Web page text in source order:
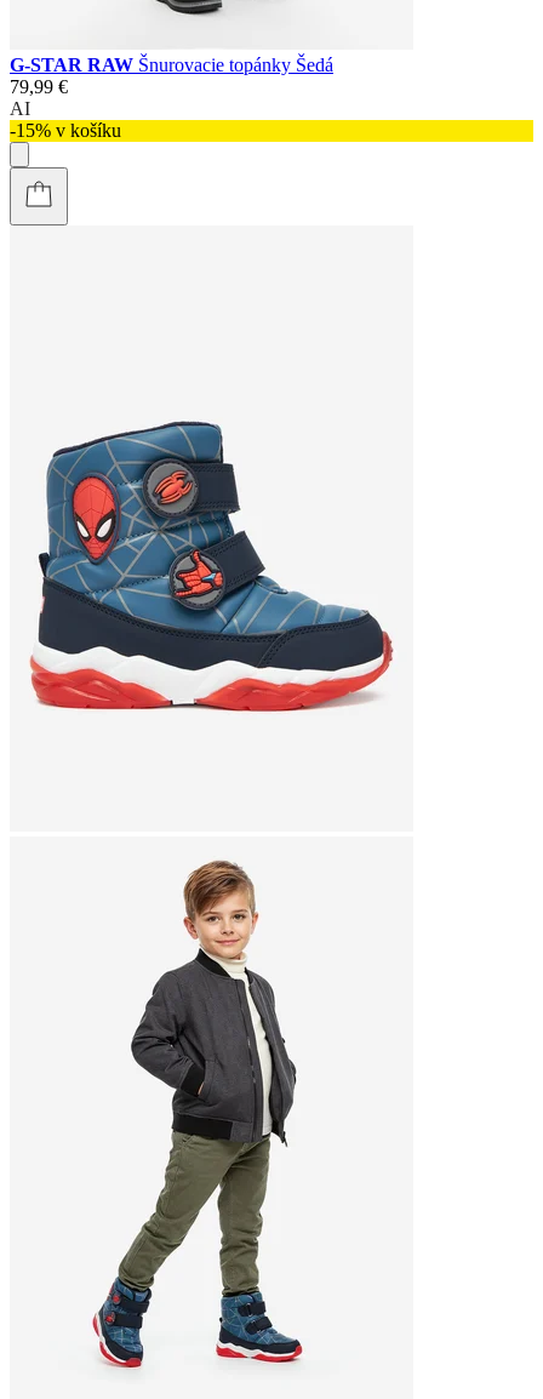
G-STAR RAW Šnurovacie topánky Šedá
79,99 €
AI
-15% v košíku